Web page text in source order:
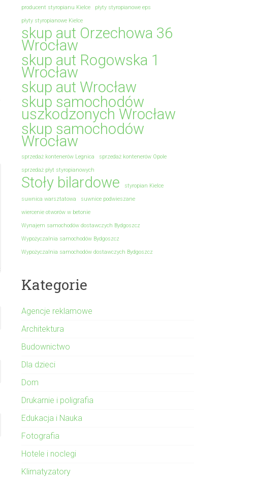
producent styropianu Kielce
płyty styropianowe eps
płyty styropianowe Kielce
skup aut Orzechowa 36
Wrocław
skup aut Rogowska 1
Wrocław
skup aut Wrocław
skup samochodów
uszkodzonych Wrocław
skup samochodów
Wrocław
sprzedaż kontenerów Legnica
sprzedaż kontenerów Opole
sprzedaż płyt styropianowych
Stoły bilardowe
styropian Kielce
suwnica warsztatowa
suwnice podwieszane
wiercenie otworów w betonie
Wynajem samochodów dostawczych Bydgoszcz
Wypożyczalnia samochodów Bydgoszcz
Wypożyczalnia samochodów dostawczych Bydgoszcz
Kategorie
Agencje reklamowe
Architektura
Budownictwo
Dla dzieci
Dom
Drukarnie i poligrafia
Edukacja i Nauka
Fotografia
Hotele i noclegi
Klimatyzatory